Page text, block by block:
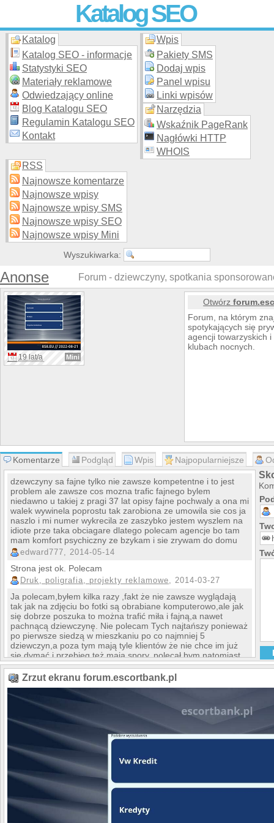
Katalog SEO
Skuteczna i promocja stron WWW –
moderowanego katalogu za darmo!
Katalog
Katalog SEO - informacje
Statystyki SEO
Materiały reklamowe
Odwiedzający online
Blog Katalogu SEO
Regulamin Katalogu SEO
Kontakt
Wpis
Pakiety SMS
Dodaj wpis
Panel wpisu
Linki wpisów
Narzędzia
Wskaźnik PageRank
Nagłówki HTTP
WHOIS
RSS
Najnowsze komentarze
Najnowsze wpisy
Najnowsze wpisy SMS
Najnowsze wpisy SEO
Najnowsze wpisy Mini
Wyszukiwarka:
Anonse Forum - dziewczyny, spotkania
19 lat/a Mini
Otwórz
Forum, na którym
spotykających się
agencji towarzyskich
klubach nocnych.
Komentarze Podgląd Wpis Najpopularniejsze
dzewczyny sa fajne tylko nie zawsze kompetentne i to jest
problem ale zawsze cos mozna trafic fajnego bylem
niedawno u takiej z pragi 37 lat opisy fajne pochwaly a ona mi
walek wywinela poprostu tak zarobiona ze umowila sie cos ja
naszlo i mi numer wykrecila ze zaszybko jestem wyszlem na
idiote prze taka obciagare dlatego polecam agencje bo tam
mam komfort psychiczny ze bzykam i sie zrywam do domu
edward777, 2014-05-14
Strona jest ok. Polecam
Druk, poligrafia, projekty reklamowe, 2014-03-27
Ja polecam,byłem kilka razy ,fakt że nie zawsze wyglądają
tak jak na zdjęciu bo fotki są obrabiane komputerowo,ale jak
się dobrze poszuka to można trafić miła i fajną,a nawet
pachnącą dziewczynę. Nie polecam Tych najtańszy ponieważ
po pierwsze siedzą w mieszkaniu po co najmniej 5
dziewczyn,a poza tym mają tyle klientów że nie chce im już
się dymać i przebieg też mają spory. polecał bym natomiast
dziewczyny od 200 w górę mieszkają góra po dwie. Są czyste
pachnące i miłe z takiej racji że są droższe i nie mają tyle
chętnych. Ostatnio byłem u takiej 19 letniej dziewczyny,ale
nie podam wam która. Jest śliczna, zgrabna i miła,a do tego
pięknie pachnie i fajnie się ją bzyka. Więc panowie jak
chcecie mieć miłe wspomnienia z takich wypraw ,szukajcie
dokładnie i nie oszczędzajcie na dziewczynach,lepiej wydać
raz więcej i wyjść z nogami jak z waty,niż kilka i żałować kasy.
Perturbator, 2013-07-27
Wg mnie to lepiej uważać bo potem mogą być prawdziwe
problemy.
Jorkis , 2013-02-27
mozna załapac hiva , aidsa od tego typu dziwek i pozniej
bedzie tylko płacz
Zrzut ekranu forum.escortbank.pl